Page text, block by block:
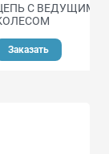
С ВЕДУЩИМ
Заказать